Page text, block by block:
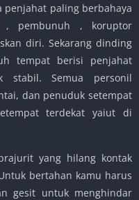
penjahat paling berbahaya
, pembunuh , koruptor
diri. Sekarang dinding
tempat berisi penjahat
stabil. Semua personil
dan penuduk setempat
terdekat yaiut di
yang hilang kontak
bertahan kamu harus
gesit untuk menghindar